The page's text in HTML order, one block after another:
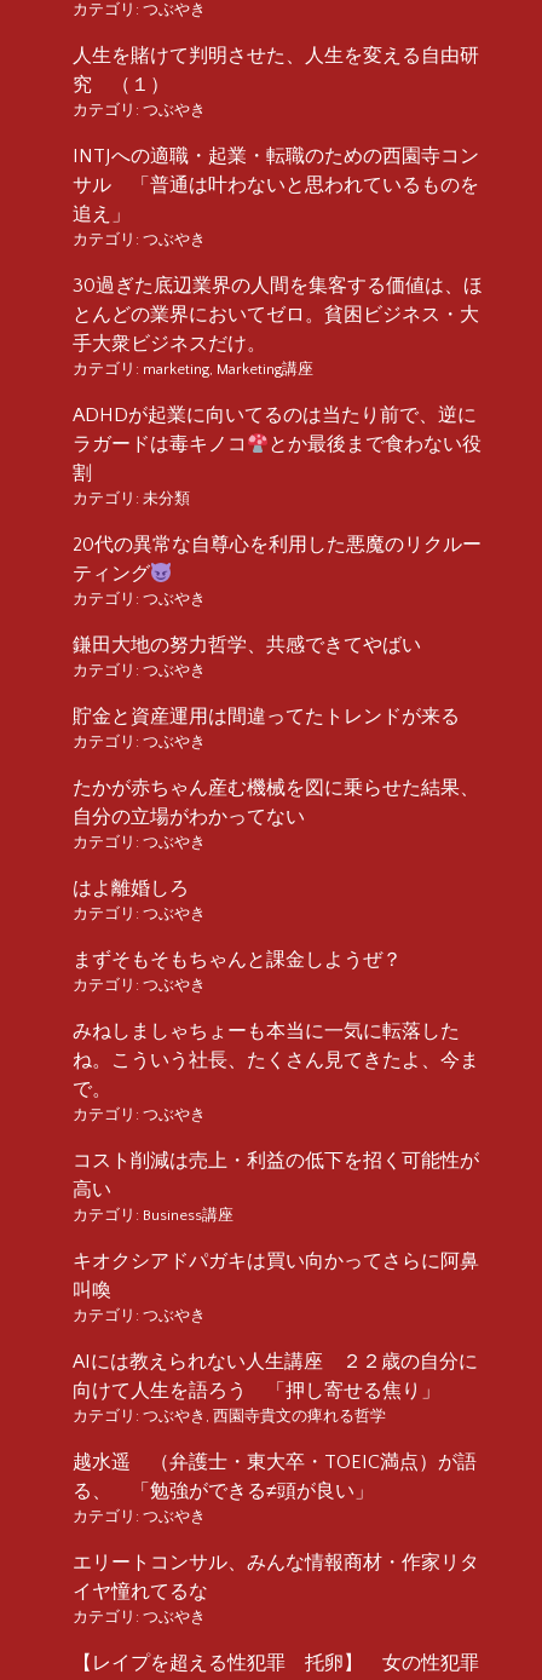
カテゴリ: つぶやき
人生を賭けて判明させた、人生を変える自由研
究 （１）
カテゴリ: つぶやき
INTJへの適職・起業・転職のための西園寺コン
サル 「普通は叶わないと思われているものを
追え」
カテゴリ: つぶやき
30過ぎた底辺業界の人間を集客する価値は、ほ
とんどの業界においてゼロ。貧困ビジネス・大
手大衆ビジネスだけ。
カテゴリ: marketing, Marketing講座
ADHDが起業に向いてるのは当たり前で、逆に
ラガードは毒キノコ
とか最後まで食わない役
割
カテゴリ: 未分類
20代の異常な自尊心を利用した悪魔のリクルー
ティング
カテゴリ: つぶやき
鎌田大地の努力哲学、共感できてやばい
カテゴリ: つぶやき
貯金と資産運用は間違ってたトレンドが来る
カテゴリ: つぶやき
たかが赤ちゃん産む機械を図に乗らせた結果、
自分の立場がわかってない
カテゴリ: つぶやき
はよ離婚しろ
カテゴリ: つぶやき
まずそもそもちゃんと課金しようぜ？
カテゴリ: つぶやき
みねしましゃちょーも本当に一気に転落した
ね。こういう社長、たくさん見てきたよ、今ま
で。
カテゴリ: つぶやき
コスト削減は売上・利益の低下を招く可能性が
高い
カテゴリ: Business講座
キオクシアドパガキは買い向かってさらに阿鼻
叫喚
カテゴリ: つぶやき
AIには教えられない人生講座 ２２歳の自分に
向けて人生を語ろう 「押し寄せる焦り」
カテゴリ: つぶやき , 西園寺貴文の痺れる哲学
越水遥 （弁護士・東大卒・TOEIC満点）が語
る、 「勉強ができる≠頭が良い」
カテゴリ: つぶやき
エリートコンサル、みんな情報商材・作家リタ
イヤ憧れてるな
カテゴリ: つぶやき
【レイプを超える性犯罪 托卵】 女の性犯罪